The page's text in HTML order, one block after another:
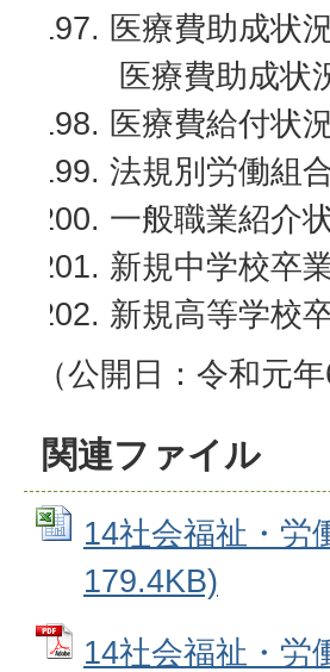
医療費助成状
医療費助成状
医療費給付状
法規別労働組
一般職業紹介
新規中学校卒
新規高等学校
（公開日：令和元年
関連ファイル
14社会福祉・労
179.4KB)
14社会福祉・労